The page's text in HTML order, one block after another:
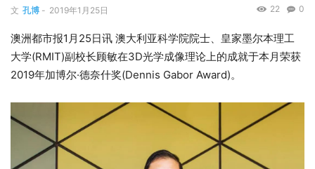
文 孔博 - 2019年1月25日 0
22
澳洲都市报1月25日讯 澳大利亚科学院院士、皇家墨尔本理工
大学(RMIT)副校长顾敏在3D光学成像理论上的成就于本月荣获
2019年加博尔·德奈什奖(Dennis Gabor Award)。